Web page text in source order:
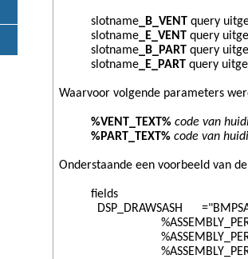
slotname _B_VENT query
slotname _E_VENT query
slotname _B_PART query
slotname _E_PART query
Waarvoor volgende parameters
%VENT_TEXT% code van
%PART_TEXT% code van
Onderstaande een voorbeeld van
fields
DSP_DRAWSASH